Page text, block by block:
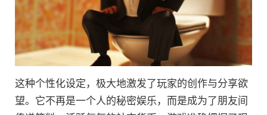
这种个性化设定，极大地激发了玩家的创作与分享欲
望。它不再是一个人的秘密娱乐，而是成为了朋友间